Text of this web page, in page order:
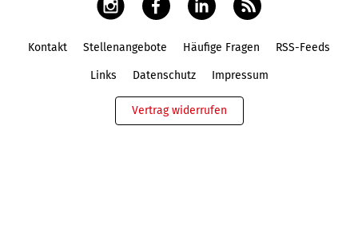
Kontakt Stellenangebote Häufige Fragen RSS-Feeds
Links Datenschutz Impressum
Vertrag widerrufen